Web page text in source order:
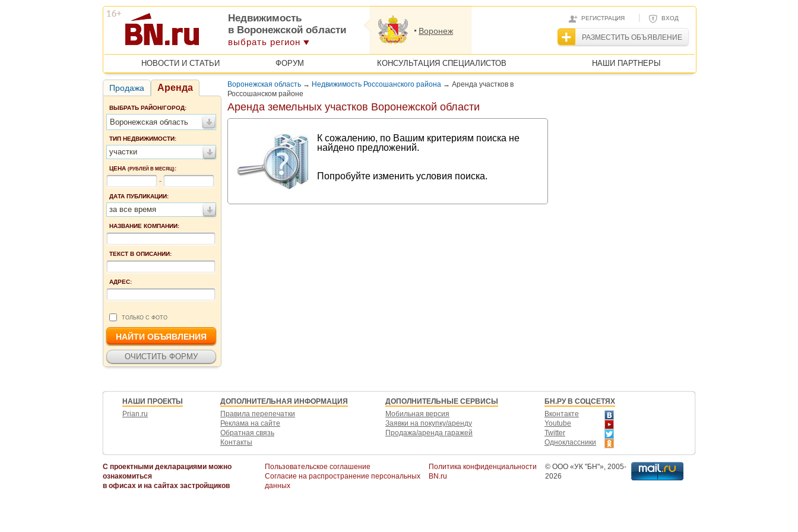
РЕГИСТРАЦИЯ | ВХОД
РАЗМЕСТИТЬ ОБЪЯВЛЕНИЕ
Недвижимость
в Воронежской области
выбрать регион
Воронеж
НОВОСТИ И СТАТЬИ ФОРУМ КОНСУЛЬТАЦИЯ СПЕЦИАЛИСТОВ НАШИ ПАРТНЕРЫ
Продажа Аренда
ВЫБРАТЬ РАЙОН/ГОРОД:
Воронежская область
ТИП НЕДВИЖИМОСТИ:
участки
ЦЕНА (РУБЛЕЙ В МЕСЯЦ):
-
ДАТА ПУБЛИКАЦИИ:
за все время
НАЗВАНИЕ КОМПАНИИ:
ТЕКСТ В ОПИСАНИИ:
АДРЕС:
ТОЛЬКО С ФОТО
Воронежская область → Недвижимость Россошанского района → Аренда участков в
Россошанском районе
Аренда земельных участков Воронежской области
К сожалению, по Вашим критериям поиска не
найдено предложений.
Попробуйте изменить условия поиска.
НАШИ ПРОЕКТЫ
Prian.ru
ДОПОЛНИТЕЛЬНАЯ ИНФОРМАЦИЯ
Правила перепечатки
Реклама на сайте
Обратная связь
Контакты
ДОПОЛНИТЕЛЬНЫЕ СЕРВИСЫ
Мобильная версия
Заявки на покупку/аренду
Продажа/аренда гаражей
БН.РУ В СОЦСЕТЯХ
Вконтакте
Youtube
Twitter
Одноклассники
С проектными декларациями можно
ознакомиться
в офисах и на сайтах застройщиков
Пользовательское соглашение
Согласие на распространение персональных
данных
Политика конфиденциальности
BN.ru
© ООО «УК "БН"», 2005-
2026